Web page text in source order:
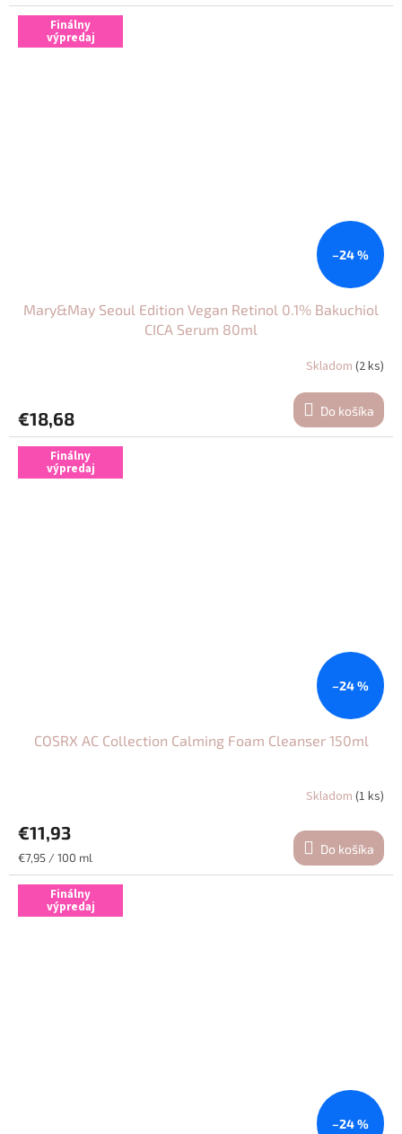
Finálny
výpredaj
–24 %
Mary&May Seoul Edition Vegan Retinol 0.1% Bakuchiol
CICA Serum 80ml
Skladom (2 ks)
€18,68 Do košíka
Finálny
výpredaj
–24 %
COSRX AC Collection Calming Foam Cleanser 150ml
produktu
je
5,0
z
hviezdičiek.
Skladom(1 ks)
€11,93
Jednotková
cena:
€7,95 / 100 ml
Do košíka
Finálny
výpredaj
–24 %